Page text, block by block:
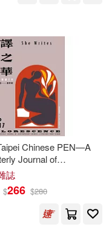
Chinese PEN—A
Journal of
Chinese
from Taiwan《中華
會英文季刊─譯之華》
華民國筆會英文季刊─譯
夏季號/2026
誌
$266 $280